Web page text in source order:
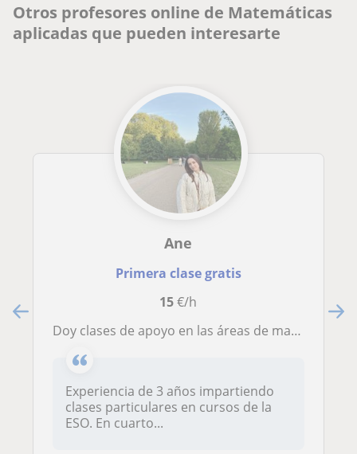
Otros profesores online de Matemáticas
aplicadas que pueden interesarte
Ane
Primera clase gratis
15€/h
Doy clases de apoyo en las áreas de matemáticas, inglés y euskera
Experiencia de 3 años impartiendo
clases particulares en cursos de la
ESO. En cuarto...